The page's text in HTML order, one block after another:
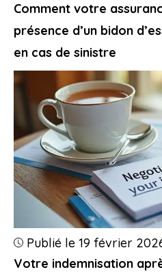
Comment votre
présence d’un bidon
en cas de sinistre
Votre indemnisation
Publié le 19 février